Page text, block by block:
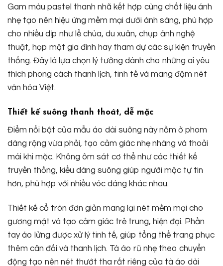
Gam màu pastel thanh nhã kết hợp cùng chất liệu ánh
nhẹ tạo nên hiệu ứng mềm mại dưới ánh sáng, phù hợp
cho nhiều dịp như lễ chùa, du xuân, chụp ảnh nghệ
thuật, họp mặt gia đình hay tham dự các sự kiện truyền
thống. Đây là lựa chọn lý tưởng dành cho những ai yêu
thích phong cách thanh lịch, tinh tế và mang đậm nét
văn hóa Việt.
Thiết kế suông thanh thoát, dễ mặc
Điểm nổi bật của mẫu áo dài suông này nằm ở phom
dáng rộng vừa phải, tạo cảm giác nhẹ nhàng và thoải
mái khi mặc. Không ôm sát cơ thể như các thiết kế
truyền thống, kiểu dáng suông giúp người mặc tự tin
hơn, phù hợp với nhiều vóc dáng khác nhau.
Thiết kế cổ tròn đơn giản mang lại nét mềm mại cho
gương mặt và tạo cảm giác trẻ trung, hiện đại. Phần
tay áo lửng được xử lý tinh tế, giúp tổng thể trang phục
thêm cân đối và thanh lịch. Tà áo rũ nhẹ theo chuyển
động tạo nên nét thướt tha rất riêng của tà áo dài